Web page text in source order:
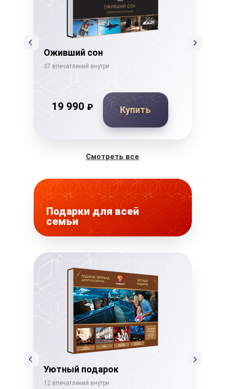
Оживший сон
37 впечатлений внутри
19 990 ₽ Купить
Смотреть все
Подарки для всей
семьи
Уютный подарок
12 впечатлений внутри